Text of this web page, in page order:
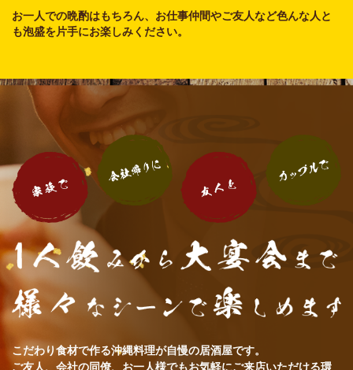
お一人での晩酌はもちろん、お仕事仲間やご友人など色んな人と
も泡盛を片手にお楽しみください。
こだわり食材で作る沖縄料理が自慢の居酒屋です。
ご友人、会社の同僚、お一人様でもお気軽にご来店いただける環